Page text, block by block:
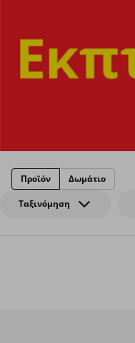
Ταξινόμηση
Προϊόν Δωμάτιο